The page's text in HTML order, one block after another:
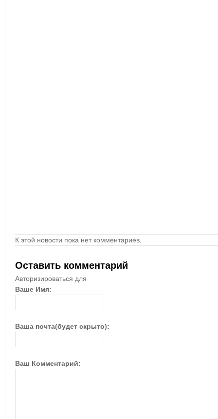
К этой новости пока нет комментариев.
Оставить комментарий
Авторизироваться для
Ваше Имя:
Ваша почта(будет скрыто):
Ваш Комментарий: